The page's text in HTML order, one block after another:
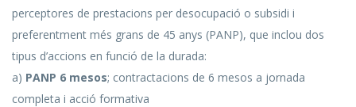
perceptores de prestacions per desocupació o subsidi i
preferentment més grans de 45 anys (PANP), que inclou dos
tipus d’accions en funció de la durada:
a) PANP 6 mesos; contractacions de 6 mesos a jornada
completa i acció formativa